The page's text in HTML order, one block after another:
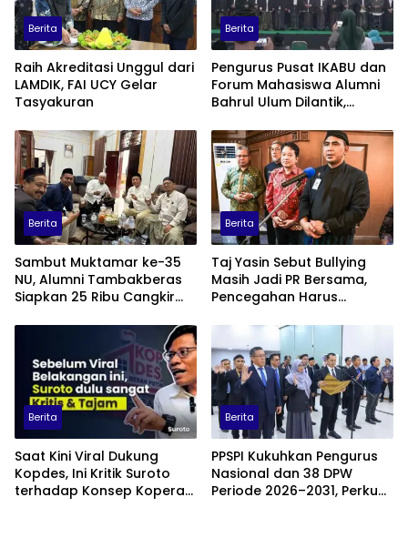
Berita
Raih Akreditasi Unggul dari
LAMDIK, FAI UCY Gelar
Tasyakuran
Berita
Pengurus Pusat IKABU dan
Forum Mahasiswa Alumni
Bahrul Ulum Dilantik,
Penguatan Organisasi dan
Ekonomi
Berita
Sambut Muktamar ke-35
NU, Alumni Tambakberas
Siapkan 25 Ribu Cangkir
Berita
Taj Yasin Sebut Bullying
Masih Jadi PR Bersama,
Pencegahan Harus
Pesantren
Berita
Saat Kini Viral Dukung
Kopdes, Ini Kritik Suroto
terhadap Konsep Koperasi
Berita
PPSPI Kukuhkan Pengurus
Nasional dan 38 DPW
Periode 2026–2031, Perkuat